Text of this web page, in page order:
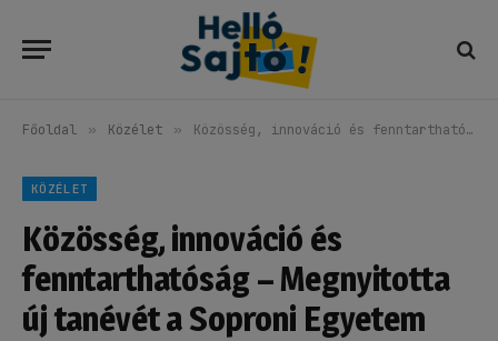
Főoldal » Közélet » Közösség, innováció és fenntarthatóság – Megnyitotta új tanévét a Soproni Egyetem
KÖZÉLET
Közösség, innováció és
fenntarthatóság – Megnyitotta
új tanévét a Soproni Egyetem